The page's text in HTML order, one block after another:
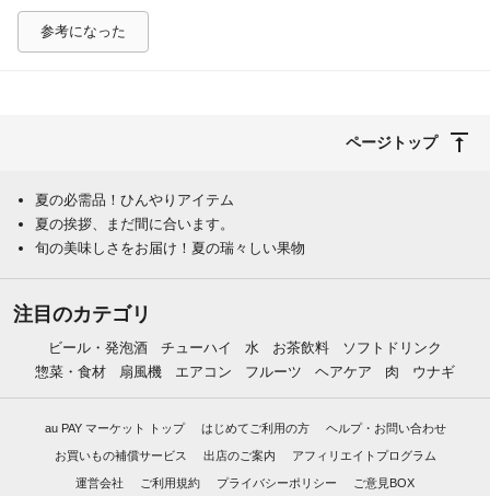
参考になった
ページトップ
夏の必需品！ひんやりアイテム
夏の挨拶、まだ間に合います。
旬の美味しさをお届け！夏の瑞々しい果物
注目のカテゴリ
ビール・発泡酒 チューハイ 水 お茶飲料
ソフトドリンク
惣菜・食材
扇風機 エアコン フルーツ ヘアケア 肉 ウナギ
au PAY マーケット トップ はじめてご利用の方 ヘルプ・お問い合わせ
お買いもの補償サービス 出店のご案内 アフィリエイトプログラム
運営会社 ご利用規約 プライバシーポリシー ご意見BOX